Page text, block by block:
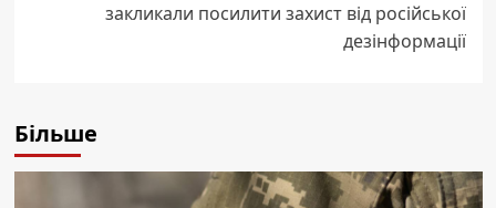
закликали посилити захист від російської
дезінформації
Більше